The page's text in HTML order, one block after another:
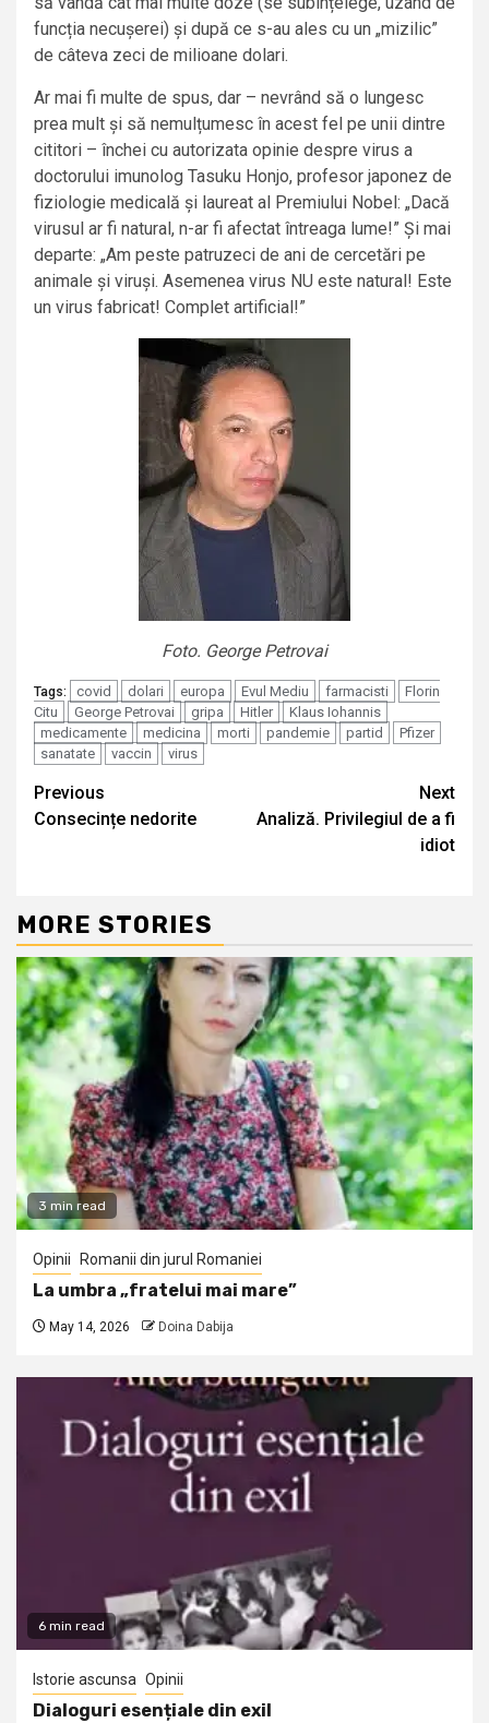
funcția necușerei) și după ce s-au ales cu un „mizilic”
de câteva zeci de milioane dolari.
Ar mai fi multe de spus, dar – nevrând să o lungesc
prea mult și să nemulțumesc în acest fel pe unii dintre
cititori – închei cu autorizata opinie despre virus a
doctorului imunolog Tasuku Honjo, profesor japonez de
fiziologie medicală și laureat al Premiului Nobel: „Dacă
virusul ar fi natural, n-ar fi afectat întreaga lume!” Și mai
departe: „Am peste patruzeci de ani de cercetări pe
animale și viruși. Asemenea virus NU este natural! Este
un virus fabricat! Complet artificial!”
Foto. George Petrovai
Tags: covid dolari europa Evul Mediu farmacisti
Florin
Citu
George Petrovai gripa Hitler
Klaus Iohannis
medicamente
medicina morti pandemie partid
Pfizer
sanatate
vaccin virus
Continue
Reading
Previous
Consecințe nedorite
Next
Analiză. Privilegiul de a fi
idiot
MORE STORIES
3 min read
Opinii Romanii din jurul Romaniei
La umbra „fratelui mai mare”
May 14, 2026 Doina Dabija
6 min read
Istorie ascunsa Opinii
Dialoguri esențiale din exil